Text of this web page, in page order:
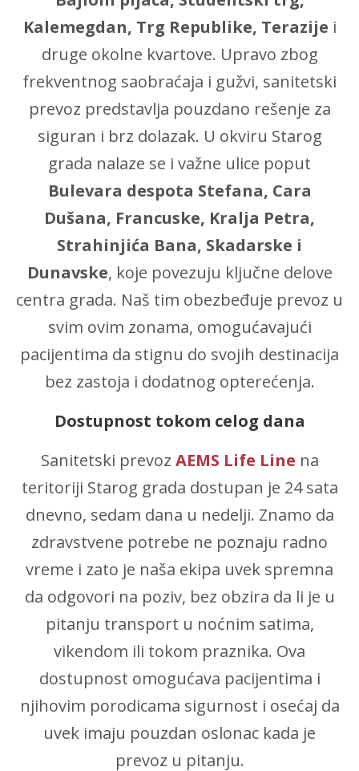
Kalemegdan, Trg Republike, Terazije i
druge okolne kvartove. Upravo zbog
frekventnog saobraćaja i gužvi, sanitetski
prevoz predstavlja pouzdano rešenje za
siguran i brz dolazak. U okviru Starog
grada nalaze se i važne ulice poput
Bulevara despota Stefana, Cara
Dušana, Francuske, Kralja Petra,
Strahinjića Bana, Skadarske i
Dunavske, koje povezuju ključne delove
centra grada. Naš tim obezbeđuje prevoz u
svim ovim zonama, omogućavajući
pacijentima da stignu do svojih destinacija
bez zastoja i dodatnog opterećenja.
Dostupnost tokom celog dana
Sanitetski prevoz AEMS Life Line na
teritoriji Starog grada dostupan je 24 sata
dnevno, sedam dana u nedelji. Znamo da
zdravstvene potrebe ne poznaju radno
vreme i zato je naša ekipa uvek spremna
da odgovori na poziv, bez obzira da li je u
pitanju transport u noćnim satima,
vikendom ili tokom praznika. Ova
dostupnost omogućava pacijentima i
njihovim porodicama sigurnost i osećaj da
uvek imaju pouzdan oslonac kada je
prevoz u pitanju.